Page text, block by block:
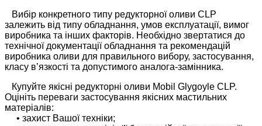
Вибір конкретного типу редукторної оливи CLP
залежить від типу обладнання, умов експлуатації, вимог
виробника та інших факторів. Необхідно звертатися до
технічної документації обладнання та рекомендацій
виробника оливи для правильного вибору, застосування,
класу в’язкості та допустимого аналога-замінника.
Купуйте якісні редукторні оливи Mobil Glygoyle CLP.
Оцініть переваги застосування якісних мастильних
матеріалів:
• захист Вашої техніки;